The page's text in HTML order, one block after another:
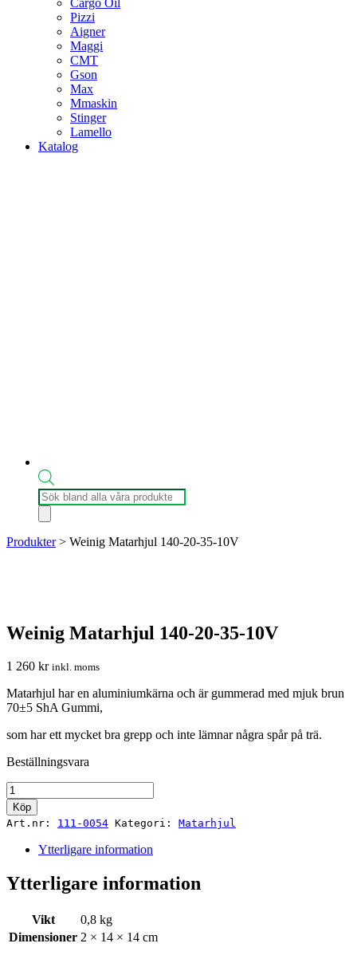
Pizzi
Aigner
Maggi
CMT
Gson
Max
Mmaskin
Stinger
Lamello
Katalog
Produktsökning
Produkter> Weinig Matarhjul 140-20-35-10V
Weinig Matarhjul 140-20-35-10V
1 260 kr inkl. moms
Matarhjul har en aluminiumkärna och är gummerad med mjuk brun
70±5 ShA Gummi,
som har ett mycket bra grepp och inte lämnar några spår på trä.
Beställningsvara
Weinig
Matarhjul
140-
mängd
Köp
Art.nr: 111-0054 Kategori: Matarhjul
Ytterligare information
Ytterligare information
Vikt
0,8 kg
Dimensioner 2 × 14 × 14 cm